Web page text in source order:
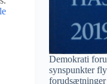
Demokrati
synspunkter